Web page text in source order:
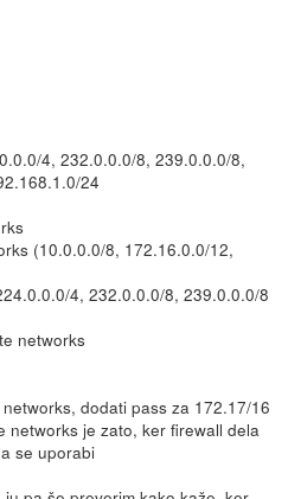
4, 232.0.0.0/8, 239.0.0.0/8,
24
(10.0.0.0/8, 172.16.0.0/12,
4, 232.0.0.0/8, 239.0.0.0/8
networks
dodati pass za 172.17/16
networks je zato, ker firewall dela
se uporabi